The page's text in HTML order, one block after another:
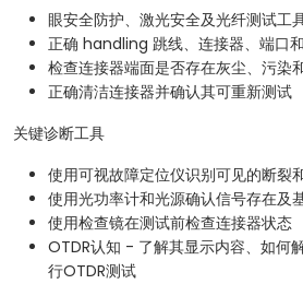
眼安全防护、激光安全及光纤测试工
正确 handling 跳线、连接器、端口
检查连接器端面是否存在灰尘、污染
正确清洁连接器并确认其可重新测试
关键诊断工具
使用可视故障定位仪识别可见的断裂
使用光功率计和光源确认信号存在及
使用检查镜在测试前检查连接器状态
OTDR认知 - 了解其显示内容、如何
行OTDR测试